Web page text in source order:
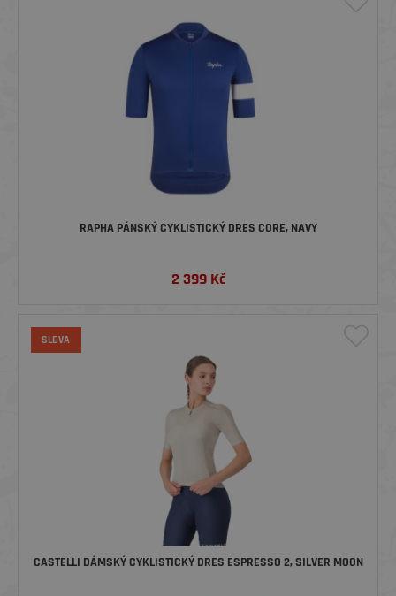
RAPHA PÁNSKÝ CYKLISTICKÝ DRES CORE, NAVY
2 399Kč
SLEVA
CASTELLI DÁMSKÝ CYKLISTICKÝ DRES ESPRESSO 2, SILVER MOON